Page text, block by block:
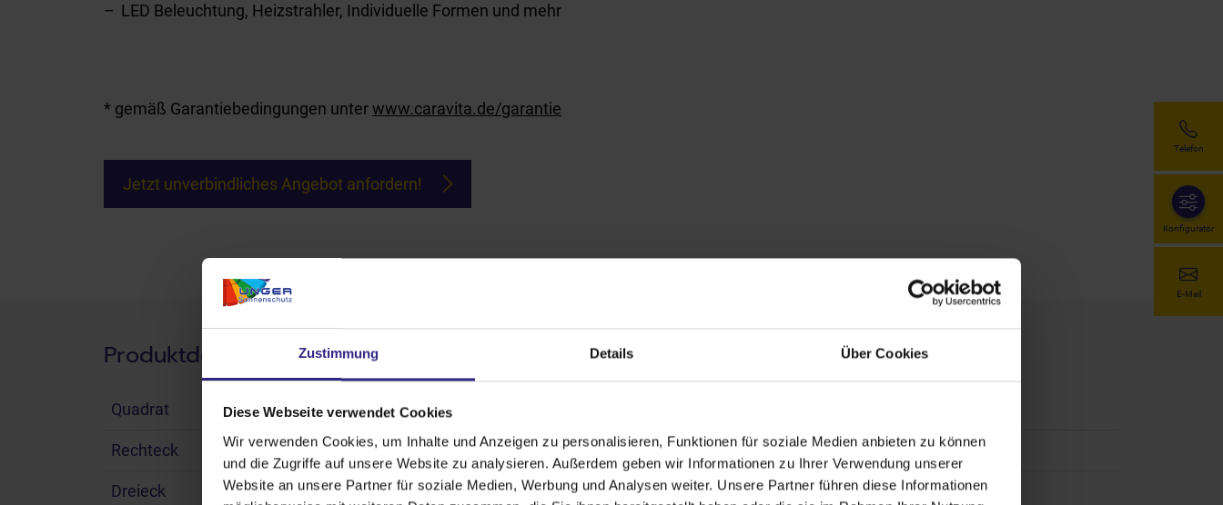
Zustimmung Details Über Cookies
Diese Webseite verwendet Cookies
Wir verwenden Cookies, um Inhalte und Anzeigen zu personalisieren, Funktionen für soziale Medien anbieten zu können
und die Zugriffe auf unsere Website zu analysieren. Außerdem geben wir Informationen zu Ihrer Verwendung unserer
Website an unsere Partner für soziale Medien, Werbung und Analysen weiter. Unsere Partner führen diese Informationen
LED Beleuchtung, Heizstrahler, Individuelle Formen und mehr
* gemäß Garantiebedingungen unterwww.caravita.de/garantie
Jetzt unverbindliches Angebot anfordern!
Produktdetails
Quadrat max. 600 x 600 cm
Rechteck max. 500 x 700 cm
Dreieck max. 600 cm
Telefon
Konfigurator
E-Mail